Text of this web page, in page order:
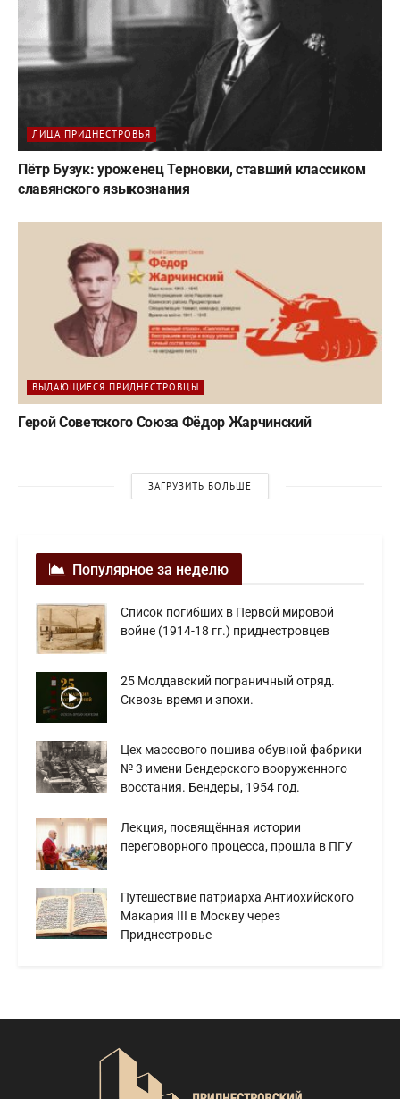
ЛИЦА ПРИДНЕСТРОВЬЯ
Пётр Бузук: уроженец Терновки, ставший классиком
славянского языкознания
ВЫДАЮЩИЕСЯ ПРИДНЕСТРОВЦЫ
Герой Советского Союза Фёдор Жарчинский
ЗАГРУЗИТЬ БОЛЬШЕ
Популярное за неделю
Список погибших в Первой мировой
войне (1914-18 гг.) приднестровцев
25 Молдавский пограничный отряд.
Сквозь время и эпохи.
Цех массового пошива обувной фабрики
№ 3 имени Бендерского вооруженного
восстания. Бендеры, 1954 год.
Лекция, посвящённая истории
переговорного процесса, прошла в ПГУ
Путешествие патриарха Антиохийского
Макария III в Москву через
Приднестровье